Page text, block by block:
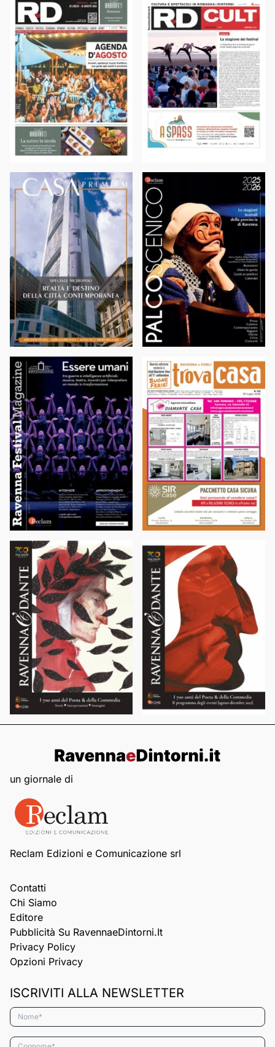
un giornale di
Reclam Edizioni e Comunicazione srl
Contatti
Chi Siamo
Editore
Pubblicità Su RavennaeDintorni.it
Privacy Policy
Opzioni Privacy
ISCRIVITI ALLA NEWSLETTER
Nome*
Cognome*